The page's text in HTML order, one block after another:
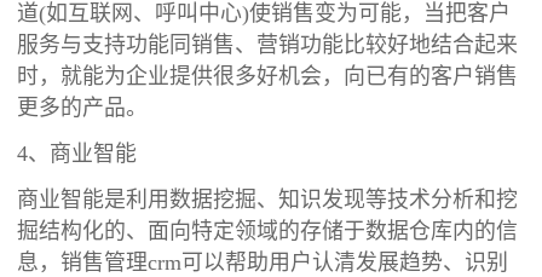
道(如互联网、呼叫中心)使销售变为可能，当把客户
服务与支持功能同销售、营销功能比较好地结合起来
时，就能为企业提供很多好机会，向已有的客户销售
更多的产品。
4、商业智能
商业智能是利用数据挖掘、知识发现等技术分析和挖
掘结构化的、面向特定领域的存储于数据仓库内的信
息，销售管理crm可以帮助用户认清发展趋势、识别